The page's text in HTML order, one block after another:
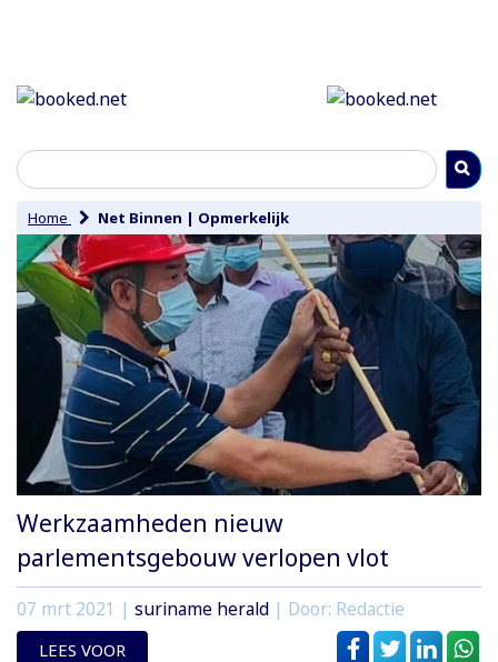
Home Net Binnen | Opmerkelijk
Werkzaamheden nieuw
parlementsgebouw verlopen vlot
07 mrt 2021 | suriname herald | Door: Redactie
LEES VOOR